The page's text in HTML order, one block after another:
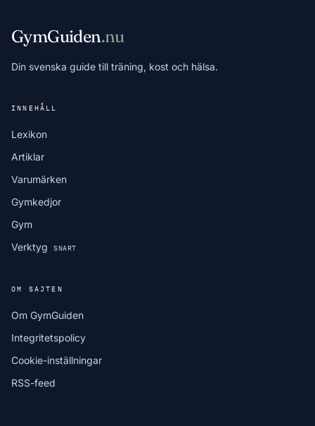
GymGuiden.nu
Din svenska guide till träning, kost och hälsa.
INNEHÅLL
Lexikon
Artiklar
Varumärken
Gymkedjor
Gym
Verktyg
SNART
OM SAJTEN
Om GymGuiden
Integritetspolicy
Cookie-inställningar
RSS-feed